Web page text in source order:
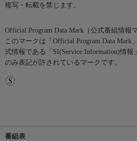
複写・転載を禁じます。
Official Program Data Mark（公式番組情報
このマークは「Official Program Data Mark
式情報である「SI(Service Information)情
のみ表記が許されているマークです。
番組表